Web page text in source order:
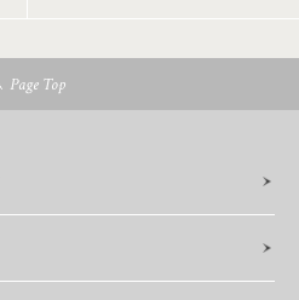
Page Top